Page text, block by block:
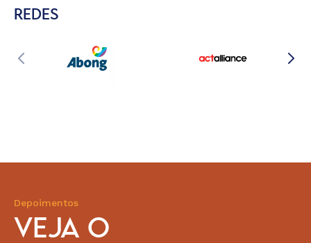
REDES
Depoimentos
VEJA O